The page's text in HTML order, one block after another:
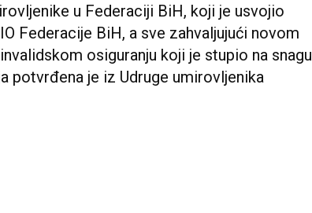
u Federaciji BiH, koji je usvojio
Federacije BiH, a sve zahvaljujući novom
osiguranju koji je stupio na snagu
potvrđena je iz Udruge umirovljenika